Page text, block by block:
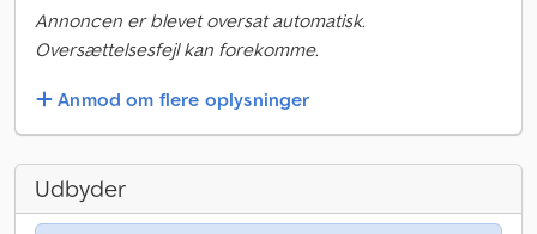
Annoncen er blevet oversat automatisk.
Oversættelsesfejl kan forekomme.
Anmod om flere oplysninger
Udbyder